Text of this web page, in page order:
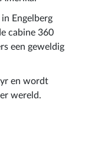
in Engelberg
cabine 360
een geweldig
en wordt
wereld.